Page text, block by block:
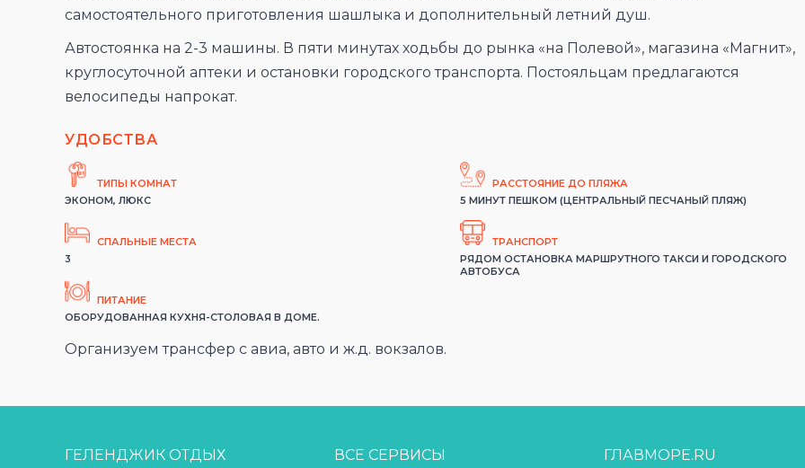
самостоятельного приготовления шашлыка и дополнительный летний душ.
Автостоянка на 2-3 машины. В пяти минутах ходьбы до рынка «на Полевой», магазина «Магнит»,
круглосуточной аптеки и остановки городского транспорта. Постояльцам предлагаются
велосипеды напрокат.
УДОБСТВА
ТИПЫ КОМНАТ
ЭКОНОМ, ЛЮКС
СПАЛЬНЫЕ МЕСТА
3
ПИТАНИЕ
ОБОРУДОВАННАЯ КУХНЯ-СТОЛОВАЯ В ДОМЕ.
РАССТОЯНИЕ ДО ПЛЯЖА
5 МИНУТ ПЕШКОМ (ЦЕНТРАЛЬНЫЙ ПЕСЧАНЫЙ ПЛЯЖ)
ТРАНСПОРТ
РЯДОМ ОСТАНОВКА МАРШРУТНОГО ТАКСИ И ГОРОДСКОГО
АВТОБУСА
Организуем трансфер с авиа, авто и ж.д. вокзалов.
ГЕЛЕНДЖИК ОТДЫХ ВСЕ СЕРВИСЫ ГЛАВМОРЕ.RU